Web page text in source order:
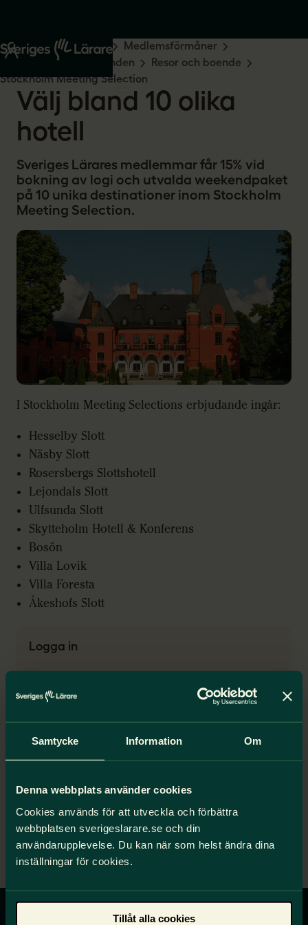
Samtycke Information Om
Denna webbplats använder cookies
Cookies används för att utveckla och förbättra
webbplatsen sverigeslarare.se och din
användarupplevelse. Du kan när som helst ändra dina
inställningar för cookies.
Tillåt alla cookies
Start Medlemskap
Medlemsförmåner
Rabatter och erbjudanden
Resor och boende
Stockholm Meeting Selection
Välj bland 10 olika
hotell
Sveriges Lärares medlemmar får 15% vid
bokning av logi och utvalda weekendpaket
på 10 unika destinationer inom Stockholm
Meeting Selection.
I Stockholm Meeting Selections erbjudande ingår:
Hesselby Slott
Näsby Slott
Rosersbergs Slottshotell
Lejondals Slott
Ulfsunda Slott
Skytteholm Hotell & Konferens
Bosön
Villa Lovik
Villa Foresta
Åkeshofs Slott
Logga in
Bekräfta att du är medlem genom att logga
in med BankID.
hur du aktiverar erbjudandet på denna sida.
Logga in